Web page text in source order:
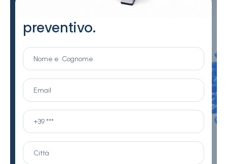
Contattaci perchiedere un
preventivo.